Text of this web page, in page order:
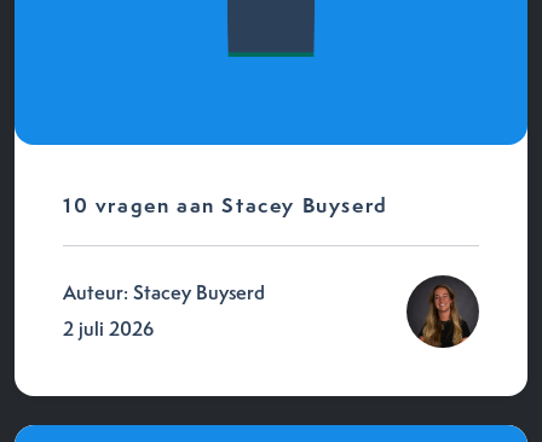
10 vragen aan Stacey Buyserd
Auteur: Stacey Buyserd
2 juli 2026